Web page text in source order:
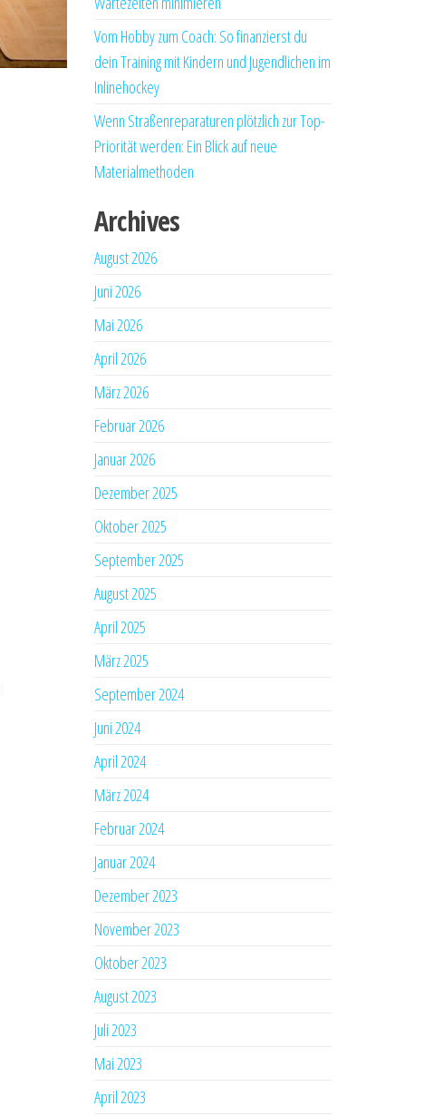
Vom Hobby zum Coach: So finanzierst du
dein Training mit Kindern und Jugendlichen im
Inlinehockey
Wenn Straßenreparaturen plötzlich zur Top-
Priorität werden: Ein Blick auf neue
Materialmethoden
Archives
August 2026
Juni 2026
Mai 2026
April 2026
März 2026
Februar 2026
Januar 2026
Dezember 2025
Oktober 2025
September 2025
August 2025
April 2025
März 2025
September 2024
Juni 2024
April 2024
März 2024
Februar 2024
Januar 2024
Dezember 2023
November 2023
Oktober 2023
August 2023
Juli 2023
Mai 2023
April 2023